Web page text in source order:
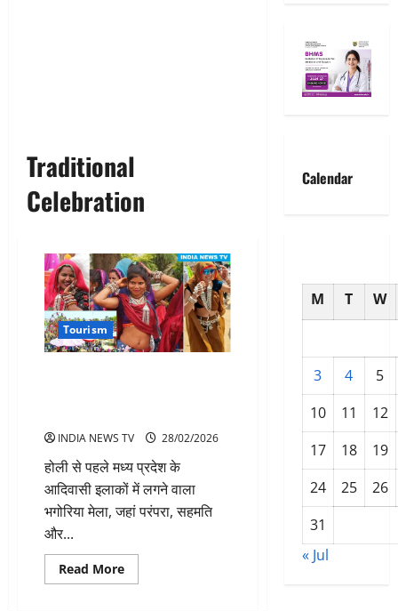
Traditional
Celebration
Tourism
INDIA NEWS TV 28/02/2026
होली से पहले मध्य प्रदेश के
आदिवासी इलाकों में लगने वाला
भगोरिया मेला, जहां परंपरा, सहमति
और...
Read MoreRead
more
Calendar
M T W
3 4
5
10
11
12
17
18
19
24
25
26
31
« Jul